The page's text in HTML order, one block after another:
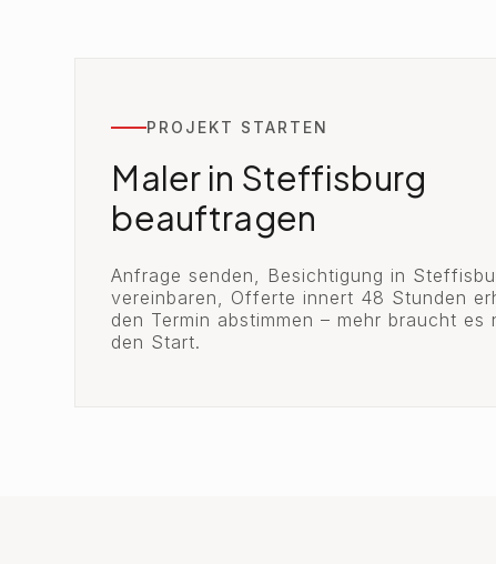
PROJEKT STARTEN
Maler in Steffisburg
beauftragen
Anfrage senden, Besichtigung in
vereinbaren, Offerte innert 48 Stunden
den Termin abstimmen – mehr braucht es
den Start.